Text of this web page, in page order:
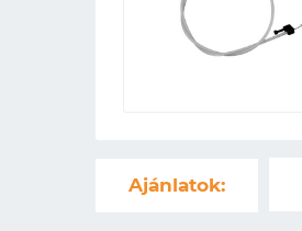
Ajánlatok: